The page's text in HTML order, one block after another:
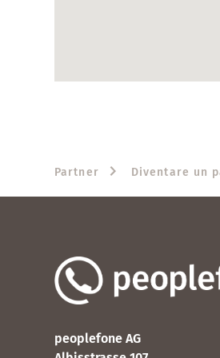
Partner Diventare un
peoplefone AG